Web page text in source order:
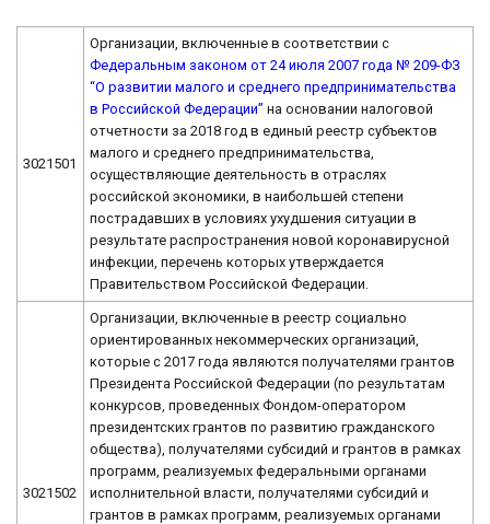
3021501
Организации, включенные в соответствии с
Федеральным законом от 24 июля 2007 года № 209-ФЗ
“О развитии малого и среднего предпринимательства
в Российской Федерации” на основании налоговой
отчетности за 2018 год в единый реестр субъектов
малого и среднего предпринимательства,
осуществляющие деятельность в отраслях
российской экономики, в наибольшей степени
пострадавших в условиях ухудшения ситуации в
результате распространения новой коронавирусной
инфекции, перечень которых утверждается
Правительством Российской Федерации.
3021502
Организации, включенные в реестр социально
ориентированных некоммерческих организаций,
которые с 2017 года являются получателями грантов
Президента Российской Федерации (по результатам
конкурсов, проведенных Фондом-оператором
президентских грантов по развитию гражданского
общества), получателями субсидий и грантов в рамках
программ, реализуемых федеральными органами
исполнительной власти, получателями субсидий и
грантов в рамках программ, реализуемых органами